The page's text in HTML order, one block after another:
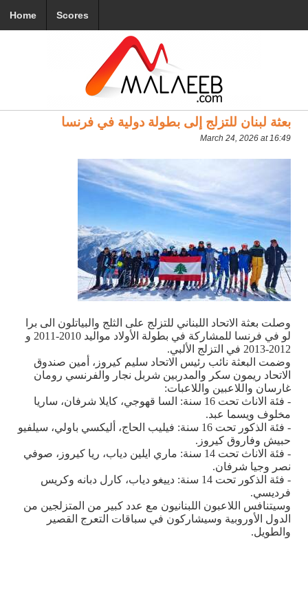
Home Scores
بعثة لبنان للتزلج إلى بطولة دولية في فرنسا
March 24, 2026 at 16:49
وصلت بعثة الاتحاد اللبناني للتزلج على الثلج والبياتلون الى برا
لو في فرنسا للمشاركة في بطولة الأولاد مواليد 2010-2011 و
2012-2013 في التزلج الألبي
.
وضمت البعثة نائب رئيس الاتحاد سليم كيروز، أمين صندوق
الاتحاد ريمون سكر والمدربين شربل نجار والفرنسي رومان
غارسان واللاعبين واللاعبات:
- فئة الاناث تحت 16 سنة: السا قهوجي، كايلا شرفان، ساريا
مخلوف ويسما عبد.
- فئة الذكور تحت 16 سنة: فيليب الحاج، أليكسي باولي، سيلفيو
حبيش وفاروق كيروز .
- فئة الاناث تحت 14 سنة: ماري ايلين دياب، ريا كيروز، صوفي
نصر وجيا شرفان.
- فئة الذكور تحت 14 سنة: دييغو دياب، كارل دبانه وكريس
فرديسي.
وسيتنافس اللاعبون اللبنانيون مع عدد كبير من المتزلجين من
الدول الأوروبية وسيشاركون في سباقات التعرج القصير
والطويل.